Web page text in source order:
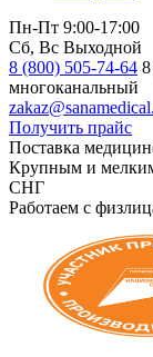
Пн-Пт 9:00-17:00
Сб, Вс Выходной
8 (800) 505-74-64
многоканальный
Получить прайс
Поставка
Крупным и
СНГ
Работаем с